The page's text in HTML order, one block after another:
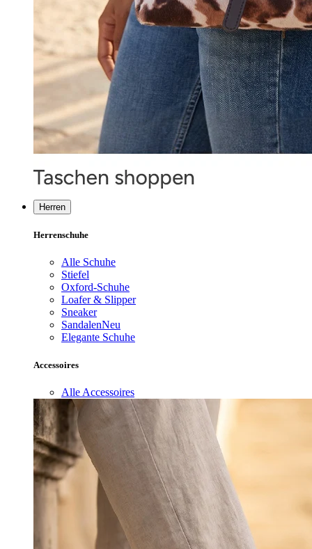
Herren
Herrenschuhe
Alle Schuhe
Stiefel
Oxford-Schuhe
Loafer & Slipper
Sneaker
SandalenNeu
Elegante Schuhe
Accessoires
Alle Accessoires